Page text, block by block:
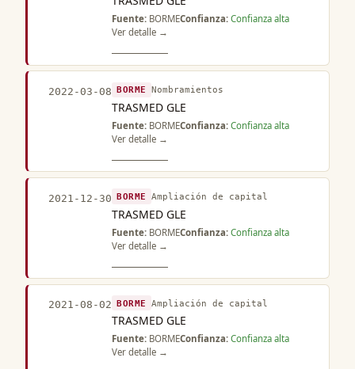
Fuente: BORMEConfianza: Confianza alta
Ver detalle →
2022-03-08 BORME Nombramientos
TRASMED GLE
Fuente: BORMEConfianza: Confianza alta
Ver detalle →
2021-12-30 BORME Ampliación de capital
TRASMED GLE
Fuente: BORMEConfianza: Confianza alta
Ver detalle →
2021-08-02 BORME Ampliación de capital
TRASMED GLE
Fuente: BORMEConfianza: Confianza alta
Ver detalle →